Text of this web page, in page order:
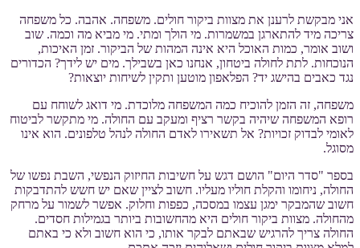
אני מבקשת לרענן את מצוות ביקור חולים. משפחה. אהבה. כל משפחה
צריכה מיד להתארגן במשמרות. מי הולך ומתי. מי מביא מה וכמה. שוב
ושוב אומר, כמות האוכל היא אינה המהות של הביקור. זמן האיכות,
הנוכחות. לתת לחולה ביטחון, אנחנו כאן בשבילך. מים יש לידך? הכדורים
נגד כאבים בהישג יד? הפלאפון מוטען ותקין לשיחות יוצאות?
משפחה, זה הזמן להוכיח כמה המשפחה מלוכדת. מי דואג לשוחח עם
רופא המשפחה שיהיה בקשר רציף ומעקב עם החולה. מי מתקשר לביטוח
לאומי לבדוק זכויות? אל תשאירו לאדם החולה לנהל טלפונים. הוא אינו
מסוגל.
בספר "סדר היום" הושם דגש על חשיבות החיזוק הנפשי, השבת נפשו של
החולה, ניחומו והקלת חוליו מעליו. חשוב לציין שאם יש חשש להתדבקות
חשוב שהמבקר ימגן עצמו במסכה, כפפות וחלוק. אפשר לשמור על מרחק
מהחולה. מצוות ביקור חולים היא מהחשובות ביותר בגמילות חסדים.
החולה צריך להרגיש שבאתם לבקר אותו, כי הוא חשוב ולא כי באתם